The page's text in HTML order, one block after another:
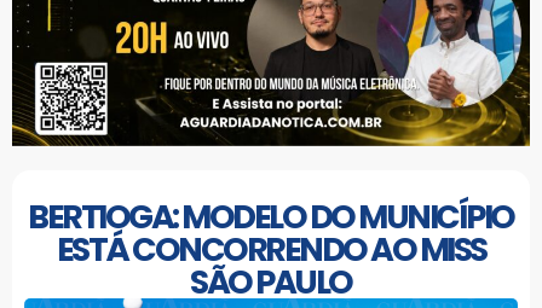
BERTIOGA: MODELO DO MUNICÍPIO
ESTÁ CONCORRENDO AO MISS
SÃO PAULO